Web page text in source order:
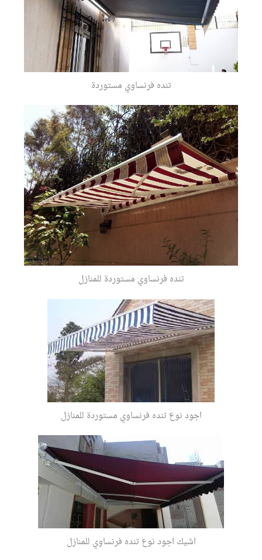
تنده فرنساوي مستوردة
تنده فرنساوي مستوردة للمنازل
اجود نوع تنده فرنساوي مستوردة للمنازل
اشيك اجود نوع تنده فرنساوي للمنازل